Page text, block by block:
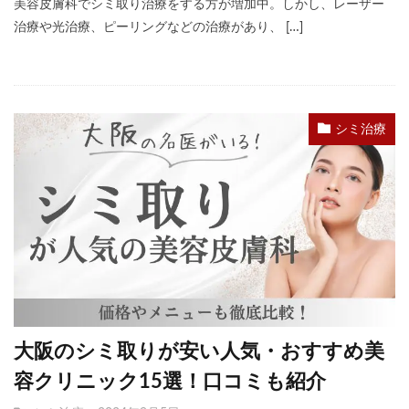
美容皮膚科でシミ取り治療をする方が増加中。しかし、レーザー
治療や光治療、ピーリングなどの治療があり、 […]
シミ治療
大阪のシミ取りが安い人気・おすすめ美
容クリニック15選！口コミも紹介